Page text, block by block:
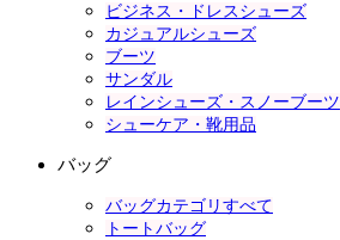
ビジネス・ドレスシューズ
カジュアルシューズ
ブーツ
サンダル
レインシューズ・スノーブーツ
シューケア・靴用品
バッグ
バッグカテゴリすべて
トートバッグ